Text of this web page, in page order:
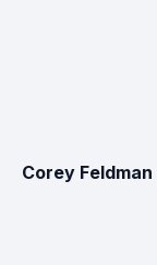
Corey Feldman